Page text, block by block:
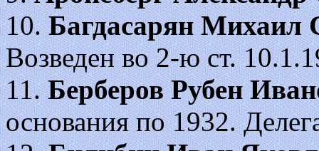
10.Багдасарян Михаил
Возведен во 2-ю ст.
11.Берберов Рубен
основания по 1932.